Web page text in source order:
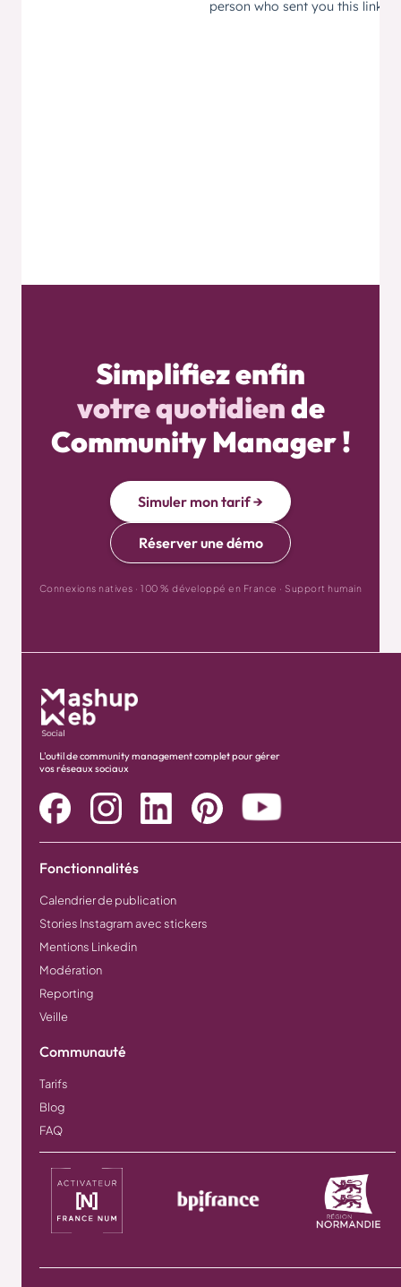
Simplifiez enfin
votre quotidiende
Community Manager !
Simuler mon tarif →
Réserver une démo
Connexions natives · 100 % développé en France · Support humain
L'outil de community management complet pour gérer
vos réseaux sociaux
Fonctionnalités
Calendrier de publication
Stories Instagram avec stickers
Mentions Linkedin
Modération
Reporting
Veille
Communauté
Tarifs
Blog
FAQ